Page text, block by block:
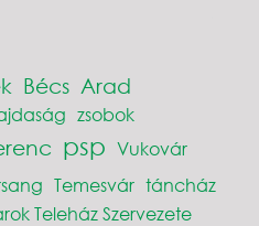
Bécs Arad
zsobok
psp Vukovár
Temesvár táncház
Teleház Szervezete